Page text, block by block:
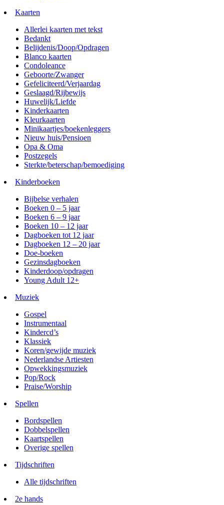
Kaarten
Allerlei kaarten met tekst
Bedankt
Belijdenis/Doop/Opdragen
Blanco kaarten
Condoleance
Geboorte/Zwanger
Gefeliciteerd/Verjaardag
Geslaagd/Rijbewijs
Huwelijk/Liefde
Kinderkaarten
Kleurkaarten
Minikaartjes/boekenleggers
Nieuw huis/Pensioen
Opa & Oma
Postzegels
Sterkte/beterschap/bemoediging
Kinderboeken
Bijbelse verhalen
Boeken 0 – 5 jaar
Boeken 6 – 9 jaar
Boeken 10 – 12 jaar
Dagboeken tot 12 jaar
Dagboeken 12 – 20 jaar
Doe-boeken
Gezinsdagboeken
Kinderdoop/opdragen
Young Adult 12+
Muziek
Gospel
Instrumentaal
Kindercd’s
Klassiek
Koren/gewijde muziek
Nederlandse Artiesten
Opwekkingsmuziek
Pop/Rock
Praise/Worship
Spellen
Bordspellen
Dobbelspellen
Kaartspellen
Overige spellen
Tijdschriften
Alle tijdschriften
2e hands